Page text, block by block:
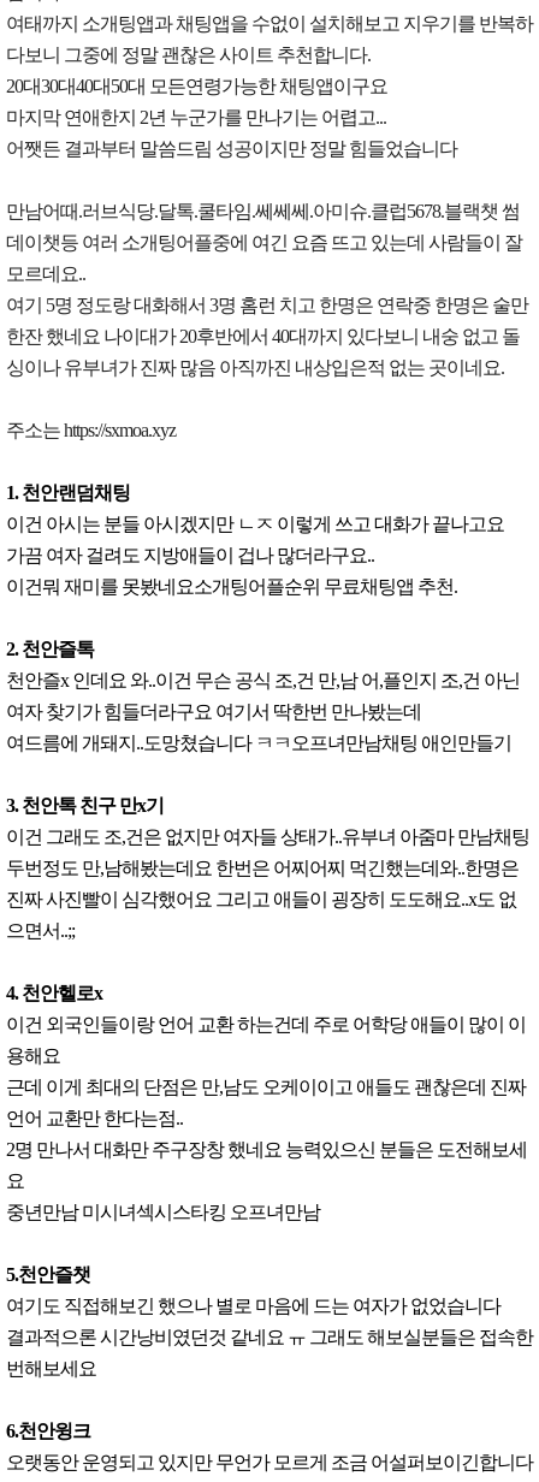
여태까지 소개팅앱과 채팅앱을 수없이 설치해보고 지우기를 반복하
다보니 그중에 정말 괜찮은 사이트 추천합니다.
20대30대40대50대 모든연령가능한 채팅앱이구요
마지막 연애한지 2년 누군가를 만나기는 어렵고...
어쨋든 결과부터 말씀드림 성공이지만 정말 힘들었습니다
만남어때.러브식당.달톡.쿨타임.쎄쎄쎄.아미슈.클럽5678.블랙챗 썸
데이챗등 여러 소개팅어플중에 여긴 요즘 뜨고 있는데 사람들이 잘
모르데요..
여기 5명 정도랑 대화해서 3명 홈런 치고 한명은 연락중 한명은 술만
한잔 했네요 나이대가 20후반에서 40대까지 있다보니 내숭 없고 돌
싱이나 유부녀가 진짜 많음 아직까진 내상입은적 없는 곳이네요.
주소는 https://sxmoa.xyz
1. 천안랜덤채팅
이건 아시는 분들 아시겠지만 ㄴㅈ 이렇게 쓰고 대화가 끝나고요
가끔 여자 걸려도 지방애들이 겁나 많더라구요..
이건뭐 재미를 못봤네요소개팅어플순위 무료채팅앱 추천.
2. 천안즐톡
천안즐x 인데요 와..이건 무슨 공식 조,건 만,남 어,플인지 조,건 아닌
여자 찾기가 힘들더라구요 여기서 딱한번 만나봤는데
여드름에 개돼지..도망쳤습니다 ㅋㅋ오프녀만남채팅 애인만들기
3. 천안톡 친구 만x기
이건 그래도 조,건은 없지만 여자들 상태가..유부녀 아줌마 만남채팅
두번정도 만,남해봤는데요 한번은 어찌어찌 먹긴했는데와..한명은
진짜 사진빨이 심각했어요 그리고 애들이 굉장히 도도해요..x도 없
으면서..;;
4. 천안헬로x
이건 외국인들이랑 언어 교환 하는건데 주로 어학당 애들이 많이 이
용해요
근데 이게 최대의 단점은 만,남도 오케이이고 애들도 괜찮은데 진짜
언어 교환만 한다는점..
2명 만나서 대화만 주구장창 했네요 능력있으신 분들은 도전해보세
요
중년만남 미시녀섹시스타킹 오프녀만남
5.천안즐챗
여기도 직접해보긴 했으나 별로 마음에 드는 여자가 없었습니다
결과적으론 시간낭비였던것 같네요 ㅠ 그래도 해보실분들은 접속한
번해보세요
6.천안윙크
오랫동안 운영되고 있지만 무언가 모르게 조금 어설퍼보이긴합니다